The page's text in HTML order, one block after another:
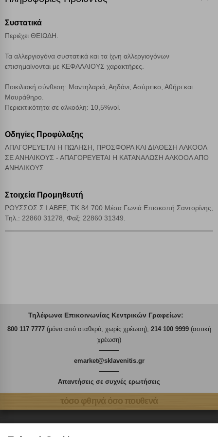
Συστατικά
Περιέχει ΘΕΙΩΔΗ.
Τα αλλεργιογόνα συστατικά και τα ίχνη αλλεργιογόνων
επισημαίνονται με ΚΕΦΑΛΑΙΟΥΣ χαρακτήρες.
Ποικιλιακή σύνθεση: Μαντηλαριά, Αηδάνι, Ασύρτικο, Αθήρι και
Μαυράθηρο.
Περιεκτικότητα σε αλκοόλη: 10,5%vol.
Οδηγίες Προφύλαξης
ΑΠΑΓΟΡΕΥΕΤΑΙ Η ΠΩΛΗΣΗ, ΠΡΟΣΦΟΡΑ ΚΑΙ ΔΙΑΘΕΣΗ ΑΛΚΟΟΛ
ΣΕ ΑΝΗΛΙΚΟΥΣ - ΑΠΑΓΟΡΕΥΕΤΑΙ Η ΚΑΤΑΝΑΛΩΣΗ ΑΛΚΟΟΛ ΑΠΟ
ΑΝΗΛΙΚΟΥΣ
Στοιχεία Προμηθευτή
ΡΟΥΣΣΟΣ Σ Ι ΑΒΕΕ, ΤΚ 84 700 Μέσα Γωνιά Επισκοπή Σαντορίνης,
Τηλ.: 22860 31278, Φαξ: 22860 31349.
Τηλέφωνα Επικοινωνίας Κεντρικών Γραφείων:
800 117 7777(μόνο από σταθερό, χωρίς χρέωση), 214 100 9999(αστική
χρέωση)
emarket@sklavenitis.gr
Απαντήσεις σε συχνές ερωτήσεις
τόσο φθηνά όσο πουθενά
Cookies στόχευσης
Αποθήκευση ρυθμίσεων
Αποδοχή όλων